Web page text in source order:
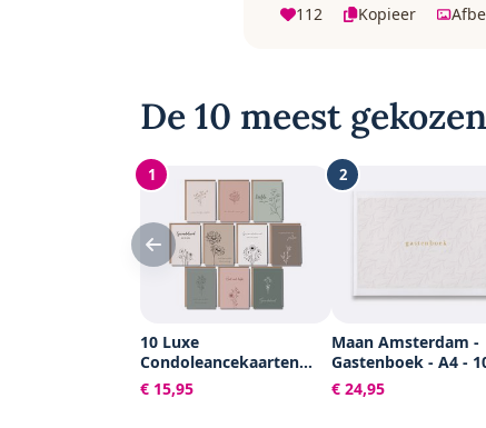
112 Kopieer
De 10 meest
1
10 Luxe
Condoleancekaarten
met Enveloppen -
Rouwkaarten - Sterkte &
€ 15,95
2
Maan Amsterdam -
Gastenboek - A4 -
blanco pagina's -
Neutraal - Voor
€ 24,95